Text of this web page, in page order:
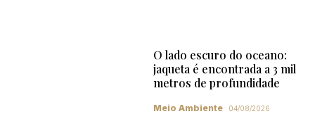
O lado escuro do oceano:
jaqueta é encontrada a 3 mil
metros de profundidade
Meio Ambiente 04/08/2026